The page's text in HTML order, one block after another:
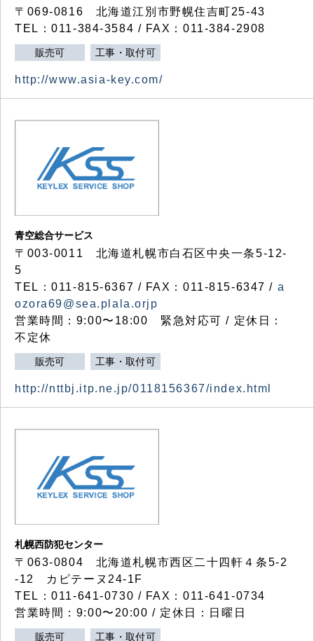
〒069-0816 北海道江別市野幌住吉町25-43
TEL：011-384-3584 / FAX：011-384-2908
販売可 工事・取付可
http://www.asia-key.com/
青空総合サービス
〒003-0011 北海道札幌市白石区中央一条5-12-
5
TEL：011-815-6367 / FAX：011-815-6347 / a
ozora69@sea.plala.orjp
営業時間：9:00〜18:00 緊急対応可 / 定休日：
不定休
販売可 工事・取付可
http://nttbj.itp.ne.jp/0118156367/index.html
札幌西防犯センター
〒063-0804 北海道札幌市西区二十四軒４条5-2
-12 カピテーヌ24-1F
TEL：011-641-0730 / FAX：011-641-0734
営業時間：9:00〜20:00 / 定休日：日曜日
販売可 工事・取付可